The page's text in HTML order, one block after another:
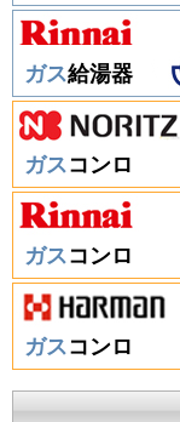
ガス給湯器
ガスコンロ
ガスコンロ
ガスコンロ